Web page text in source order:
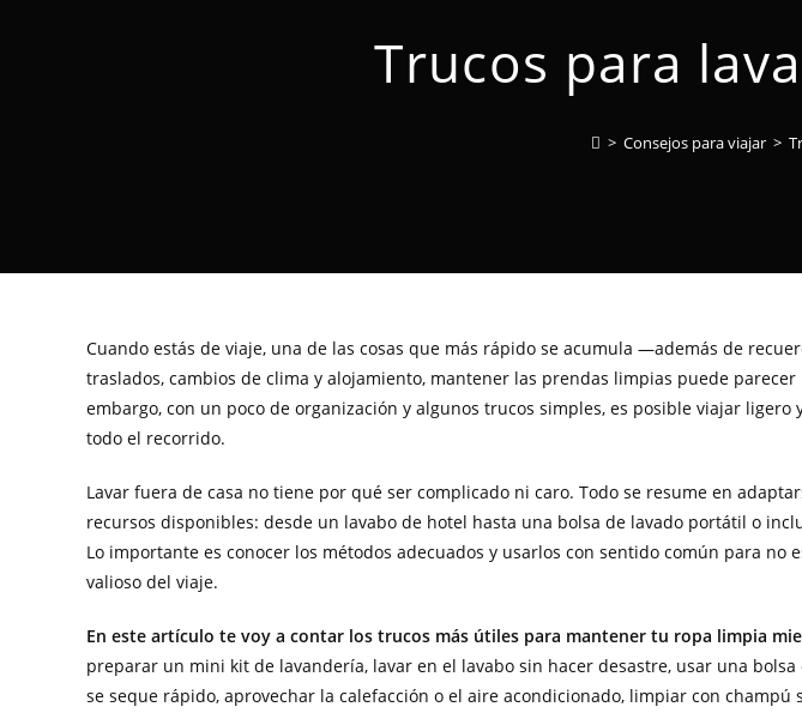
Trucos para
> Consejos para viajar >
Cuando estás de viaje, una de las cosas que más rápido se acumula —además de
traslados, cambios de clima y alojamiento, mantener las prendas limpias puede
embargo, con un poco de organización y algunos trucos simples, es posible viajar
todo el recorrido.
Lavar fuera de casa no tiene por qué ser complicado ni caro. Todo se resume en
recursos disponibles: desde un lavabo de hotel hasta una bolsa de lavado portátil o
Lo importante es conocer los métodos adecuados y usarlos con sentido común para
valioso del viaje.
En este artículo te voy a contar los trucos más útiles para mantener tu ropa limpia
preparar un mini kit de lavandería, lavar en el lavabo sin hacer desastre, usar una
se seque rápido, aprovechar la calefacción o el aire acondicionado, limpiar con champú